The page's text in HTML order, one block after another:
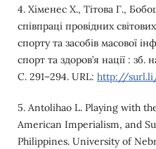
4. Хіменес Х., Тітова Г.,
співпраці провідних
спорту та засобів масової
спорт та здоров’я нації :
С. 291–294. URL: http://
5. Antolihao L. Playing with
American Imperialism, and
Philippines. University of